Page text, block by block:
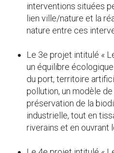
interventions situées
lien ville/nature et la
nature entre ces
Le 3e projet intitulé «
un équilibre
du port, territoire
pollution, un modèle
préservation de la
industrielle, tout en
riverains et en ouvrant